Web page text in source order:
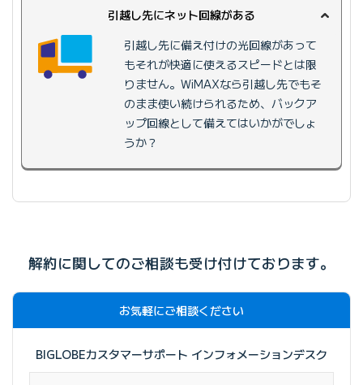
引越し先にネット回線がある
引越し先に備え付けの光回線があって
もそれが快適に使えるスピードとは限
りません。WiMAXなら引越し先でもそ
のまま使い続けられるため、バックア
ップ回線として備えてはいかがでしょ
うか？
解約に関してのご相談も受け付けております。
お気軽にご相談ください
BIGLOBEカスタマーサポート インフォメーションデスク